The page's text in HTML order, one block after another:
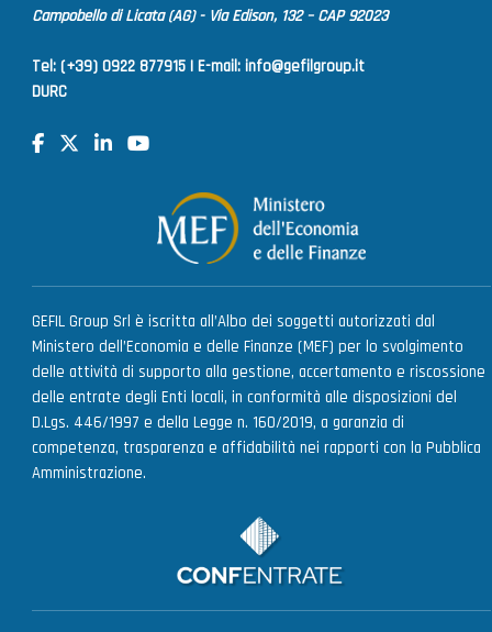
Campobello di Licata (AG) - Via Edison, 132 – CAP 92023
Tel: (+39) 0922 877915 | E-mail: info@gefilgroup.it
DURC
GEFIL Group Srl è iscritta all’Albo dei soggetti autorizzati dal
Ministero dell’Economia e delle Finanze (MEF) per lo svolgimento
delle attività di supporto alla gestione, accertamento e riscossione
delle entrate degli Enti locali, in conformità alle disposizioni del
D.Lgs. 446/1997 e della Legge n. 160/2019, a garanzia di
competenza, trasparenza e affidabilità nei rapporti con la Pubblica
Amministrazione.